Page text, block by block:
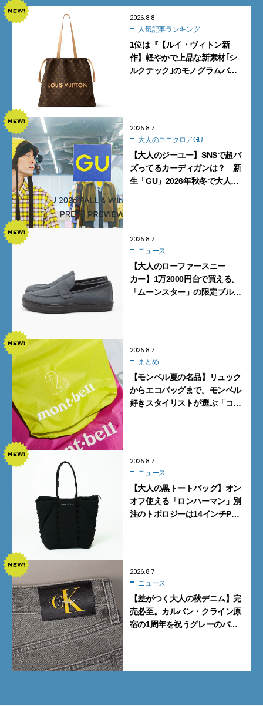
2026.8.8
人気記事ランキング
1位は『【ルイ・ヴィトン新
作】軽やかで上品な新素材｢シ
ルクテック｣のモノグラムバッ
2026.8.7
大人のユニクロ／GU
【大人のジーユー】SNSで超バ
ズってるカーディガンは？ 新
生「GU」2026年秋冬で大人メ
2026.8.7
ニュース
【大人のローファースニー
カー】1万2000円台で買える。
「ムーンスター」の限定ブルー
2026.8.7
まとめ
【モンベル夏の名品】リュック
からエコバッグまで。モンベル
好きスタイリストが選ぶ「コス
2026.8.7
ニュース
【大人の黒トートバッグ】オン
オフ使える「ロンハーマン」別
注のトポロジーは14インチPC
2026.8.7
ニュース
【差がつく大人の秋デニム】完
売必至。カルバン・クライン原
宿の1周年を祝うグレーのバ